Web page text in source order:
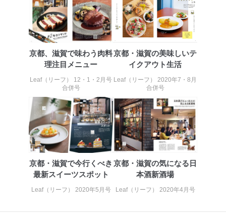
京都、滋賀で味わう肉料
理注目メニュー
Leaf（リーフ） 12・1・2月号
合併号
京都・滋賀の美味しいテ
イクアウト生活
Leaf（リーフ） 2020年7・8月
合併号
京都・滋賀で今行くべき
最新スイーツスポット
Leaf（リーフ） 2020年5月号
京都・滋賀の気になる日
本酒新酒場
Leaf（リーフ） 2020年4月号